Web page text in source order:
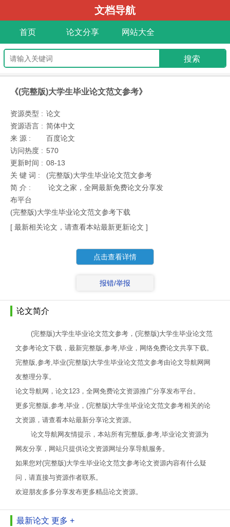
文档导航
首页 论文分享 网站大全
《(完整版)大学生毕业论文范文参考》
资源类型 : 论文
资源语言 : 简体中文
来 源 :
百度论文
访问热度 : 570
更新时间 : 08-13
关 键 词 :
(完整版)大学生毕业论文范文参考
简 介 :
论文之家，全网最新免费论文分享发
布平台
(完整版)大学生毕业论文范文参考下载
[ 最新相关论文，请查看本站最新更新论文 ]
点击查看详情
报错/举报
论文简介
(完整版)大学生毕业论文范文参考，(完整版)大学生毕业论文范
文参考论文下载，最新完整版,参考,毕业，网络免费论文共享下载。
完整版,参考,毕业(完整版)大学生毕业论文范文参考由论文导航网网
友整理分享。
论文导航网，论文123，全网免费论文资源推广分享发布平台。
更多完整版,参考,毕业，(完整版)大学生毕业论文范文参考相关的论
文资源，请查看本站最新分享论文资源。
论文导航网友情提示，本站所有完整版,参考,毕业论文资源为
网友分享，网站只提供论文资源网址分享导航服务。
如果您对(完整版)大学生毕业论文范文参考论文资源内容有什么疑
问，请直接与资源作者联系。
欢迎朋友多多分享发布更多精品论文资源。
最新论文 更多 +